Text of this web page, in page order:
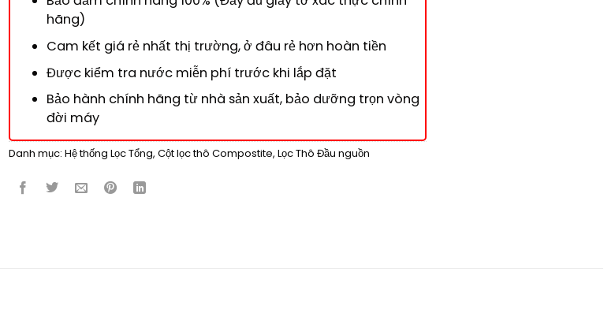
hãng)
Cam kết giá rẻ nhất thị trường, ở đâu rẻ hơn hoàn tiền
Được kiểm tra nước miễn phí trước khi lắp đặt
Bảo hành chính hãng từ nhà sản xuất, bảo dưỡng trọn vòng
đời máy
Danh mục: Hệ thống Lọc Tổng, Cột lọc thô Compostite, Lọc Thô Đầu nguồn